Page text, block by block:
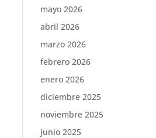
mayo 2026
abril 2026
marzo 2026
febrero 2026
enero 2026
diciembre 2025
noviembre 2025
junio 2025